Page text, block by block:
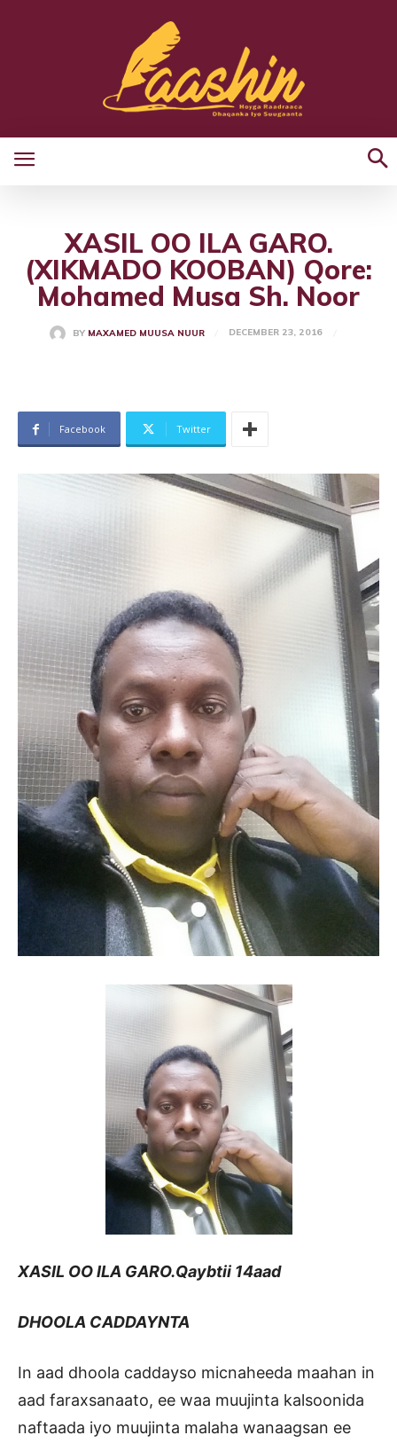
XASIL OO ILA GARO.
(XIKMADO KOOBAN) Qore:
Mohamed Musa Sh. Noor
BY MAXAMED MUUSA NUUR DECEMBER 23, 2016
Facebook Twitter
XASIL OO ILA GARO.Qaybtii 14aad
DHOOLA CADDAYNTA
In aad dhoola caddayso micnaheeda maahan in
aad faraxsanaato, ee waa muujinta kalsoonida
naftaada iyo muujinta malaha wanaagsan ee